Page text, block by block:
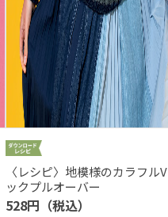
〈レシピ〉地模様のカラフル
ックプルオーバー
528円（税込）